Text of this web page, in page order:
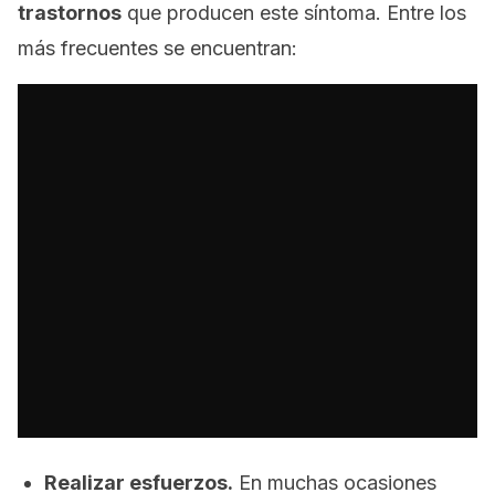
trastornos que producen este síntoma. Entre los
más frecuentes se encuentran:
Realizar esfuerzos. En muchas ocasiones